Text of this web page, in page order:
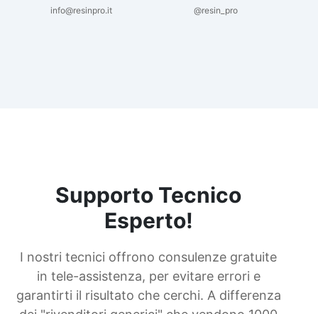
info@resinpro.it @resin_pro
Supporto Tecnico
Esperto!
I nostri tecnici offrono consulenze gratuite
in tele-assistenza, per evitare errori e
garantirti il risultato che cerchi. A differenza